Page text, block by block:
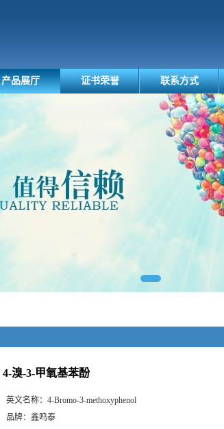
产品展厅 证书荣誉 联系方式
4-溴-3-甲氧基苯酚
英文名称： 4-Bromo-3-methoxyphenol
品牌： 鑫鸣泰